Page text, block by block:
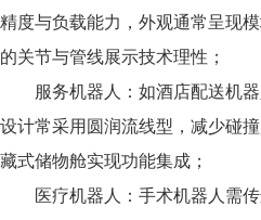
精度与负载能力，外观通常呈现
的关节与管线展示技术理性；
服务机器人：如酒店配送机
设计常采用圆润流线型，减少碰
藏式储物舱实现功能集成；
医疗机器人：手术机器人需